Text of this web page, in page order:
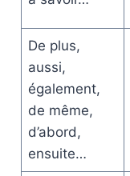
De plus,
aussi,
également,
de même,
d’abord,
ensuite…